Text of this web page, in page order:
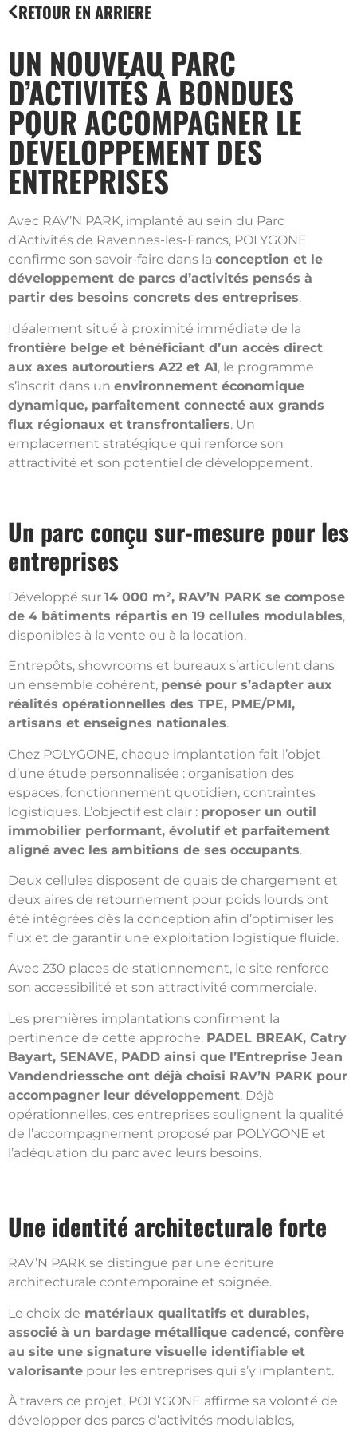
RETOUR EN ARRIERE
UN NOUVEAU PARC
D’ACTIVITÉS À BONDUES
POUR ACCOMPAGNER LE
DÉVELOPPEMENT DES
ENTREPRISES
Avec RAV’N PARK, implanté au sein du Parc
d’Activités de Ravennes-les-Francs, POLYGONE
confirme son savoir-faire dans la conception et le
développement de parcs d’activités pensés à
partir des besoins concrets des entreprises.
Idéalement situé à proximité immédiate de la
frontière belge et bénéficiant d’un accès direct
aux axes autoroutiers A22 et A1, le programme
s’inscrit dans un environnement économique
dynamique, parfaitement connecté aux grands
flux régionaux et transfrontaliers. Un
emplacement stratégique qui renforce son
attractivité et son potentiel de développement.
Un parc conçu sur-mesure pour les
entreprises
Développé sur 14 000 m², RAV’N PARK se compose
de 4 bâtiments répartis en 19 cellules modulables,
disponibles à la vente ou à la location.
Entrepôts, showrooms et bureaux s’articulent dans
un ensemble cohérent, pensé pour s’adapter aux
réalités opérationnelles des TPE, PME/PMI,
artisans et enseignes nationales.
Chez POLYGONE, chaque implantation fait l’objet
d’une étude personnalisée : organisation des
espaces, fonctionnement quotidien, contraintes
logistiques. L’objectif est clair : proposer un outil
immobilier performant, évolutif et parfaitement
aligné avec les ambitions de ses occupants.
Deux cellules disposent de quais de chargement et
deux aires de retournement pour poids lourds ont
été intégrées dès la conception afin d’optimiser les
flux et de garantir une exploitation logistique fluide.
Avec 230 places de stationnement, le site renforce
son accessibilité et son attractivité commerciale.
Les premières implantations confirment la
pertinence de cette approche. PADEL BREAK, Catry
Bayart, SENAVE, PADD ainsi que l’Entreprise Jean
Vandendriessche ont déjà choisi RAV’N PARK pour
accompagner leur développement. Déjà
opérationnelles, ces entreprises soulignent la qualité
de l’accompagnement proposé par POLYGONE et
l’adéquation du parc avec leurs besoins.
Une identité architecturale forte
RAV’N PARK se distingue par une écriture
architecturale contemporaine et soignée.
Le choix de matériaux qualitatifs et durables,
associé à un bardage métallique cadencé, confère
au site une signature visuelle identifiable et
valorisante pour les entreprises qui s’y implantent.
À travers ce projet, POLYGONE affirme sa volonté de
développer des parcs d’activités modulables,